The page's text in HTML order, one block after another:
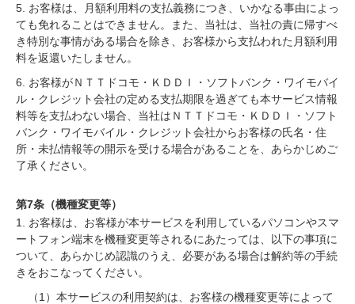
5. お客様は、月額利用料の支払義務につき、いかなる事由によっ
ても免れることはできません。また、当社は、当社の責に帰すべ
き特別な事情がある場合を除き、お客様から支払われた月額利用
料を返還いたしません。
6. お客様がＮＴＴドコモ・ＫＤＤＩ・ソフトバンク・ワイモバイ
ル・クレジット会社の定める支払期限を過ぎても本サービス情報
料等を支払わない場合、当社はＮＴＴドコモ・ＫＤＤＩ・ソフト
バンク・ワイモバイル・クレジット会社からお客様の氏名・住
所・未払情報等の開示を受ける場合があることを、あらかじめご
了承ください。
第7条（機種変更等）
1. お客様は、お客様が本サービスを利用しているパソコンやスマ
ートフォン端末を機種変更等されるにあたっては、以下の事項に
ついて、あらかじめ認識のうえ、必要がある場合は解約等の手続
きをおこなってください。
（1）本サービスの利用契約は、お客様の機種変更等によって